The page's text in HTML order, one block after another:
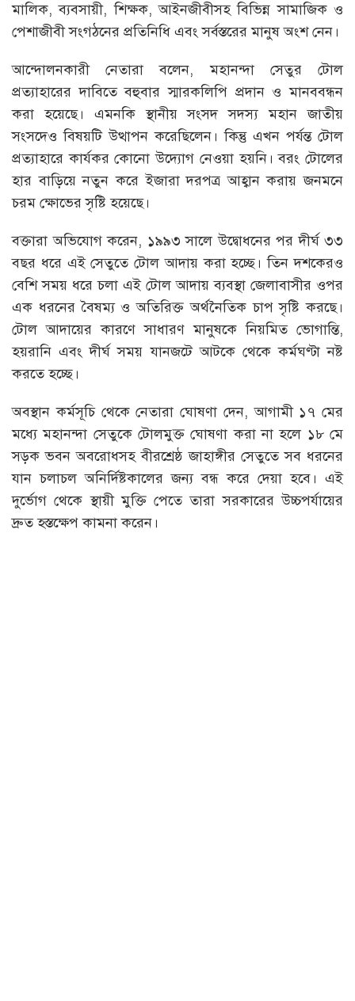
মালিক, ব্যবসায়ী, শিক্ষক, আইনজীবীসহ বিভিন্ন সামাজিক ও
পেশাজীবী সংগঠনের প্রতিনিধি এবং সর্বস্তরের মানুষ অংশ নেন।
আন্দোলনকারী নেতারা বলেন, মহানন্দা সেতুর টোল
প্রত্যাহারের দাবিতে বহুবার স্মারকলিপি প্রদান ও মানববন্ধন
করা হয়েছে। এমনকি স্থানীয় সংসদ সদস্য মহান জাতীয়
সংসদেও বিষয়টি উত্থাপন করেছিলেন। কিন্তু এখন পর্যন্ত টোল
প্রত্যাহারে কার্যকর কোনো উদ্যোগ নেওয়া হয়নি। বরং টোলের
হার বাড়িয়ে নতুন করে ইজারা দরপত্র আহ্বান করায় জনমনে
চরম ক্ষোভের সৃষ্টি হয়েছে।
বক্তারা অভিযোগ করেন, ১৯৯৩ সালে উদ্বোধনের পর দীর্ঘ ৩৩
বছর ধরে এই সেতুতে টোল আদায় করা হচ্ছে। তিন দশকেরও
বেশি সময় ধরে চলা এই টোল আদায় ব্যবস্থা জেলাবাসীর ওপর
এক ধরনের বৈষম্য ও অতিরিক্ত অর্থনৈতিক চাপ সৃষ্টি করছে।
টোল আদায়ের কারণে সাধারণ মানুষকে নিয়মিত ভোগান্তি,
হয়রানি এবং দীর্ঘ সময় যানজটে আটকে থেকে কর্মঘণ্টা নষ্ট
করতে হচ্ছে।
অবস্থান কর্মসূচি থেকে নেতারা ঘোষণা দেন, আগামী ১৭ মের
মধ্যে মহানন্দা সেতুকে টোলমুক্ত ঘোষণা করা না হলে ১৮ মে
সড়ক ভবন অবরোধসহ বীরশ্রেষ্ঠ জাহাঙ্গীর সেতুতে সব ধরনের
যান চলাচল অনির্দিষ্টকালের জন্য বন্ধ করে দেয়া হবে। এই
দুর্ভোগ থেকে স্থায়ী মুক্তি পেতে তারা সরকারের উচ্চপর্যায়ের
দ্রুত হস্তক্ষেপ কামনা করেন।